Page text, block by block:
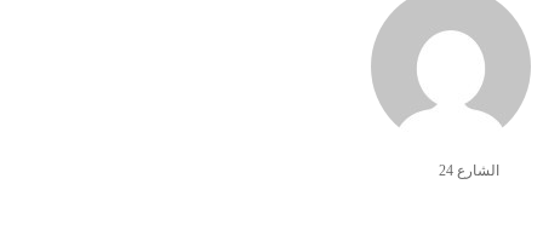
الشارع 24